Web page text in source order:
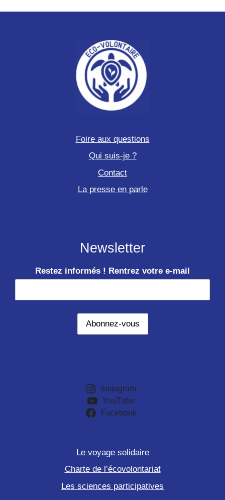
Foire aux questions
Qui suis-je ?
Contact
La presse en parle
Newsletter
Restez informés ! Rentrez votre e-mail
Instagram
YouTube
Facebook
Le voyage solidaire
Charte de l’écovolontariat
Les sciences participatives